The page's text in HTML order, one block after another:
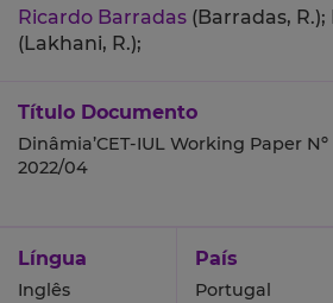
Ricardo Barradas (Barradas, R.);
(Lakhani, R.);
Título Documento
Dinâmia’CET-IUL Working Paper Nº
2022/04
Língua
Inglês
País
Portugal